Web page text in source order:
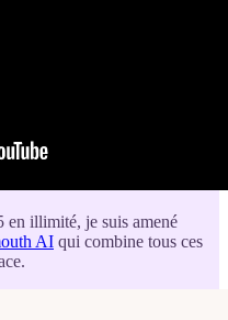
en illimité, je suis amené
AI qui combine tous ces